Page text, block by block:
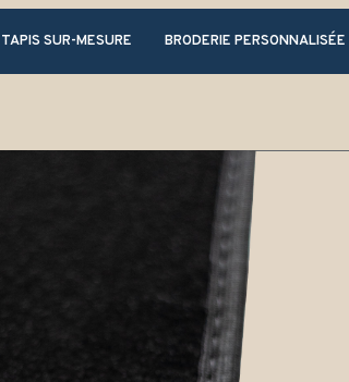
TAPIS SUR-MESURE BRODERIE PERSONNALISÉE